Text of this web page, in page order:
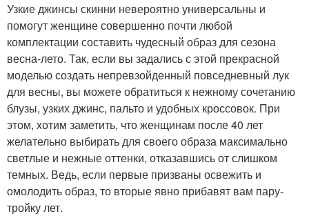
Узкие джинсы скинни невероятно универсальны и
помогут женщине совершенно почти любой
комплектации составить чудесный образ для сезона
весна-лето. Так, если вы задались с этой прекрасной
моделью создать непревзойденный повседневный лук
для весны, вы можете обратиться к нежному сочетанию
блузы, узких джинс, пальто и удобных кроссовок. При
этом, хотим заметить, что женщинам после 40 лет
желательно выбирать для своего образа максимально
светлые и нежные оттенки, отказавшись от слишком
темных. Ведь, если первые призваны освежить и
омолодить образ, то вторые явно прибавят вам пару-
тройку лет.